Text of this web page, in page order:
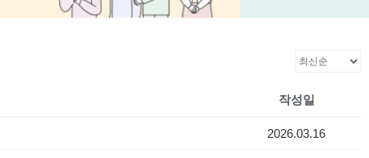
작성일
2026.03.16